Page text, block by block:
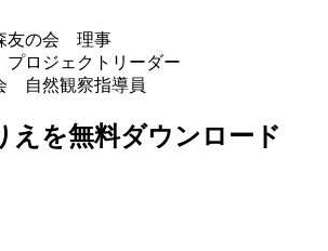
友の会 理事
ロジェクトリーダー
自然観察指導員
えを無料ダウンロード